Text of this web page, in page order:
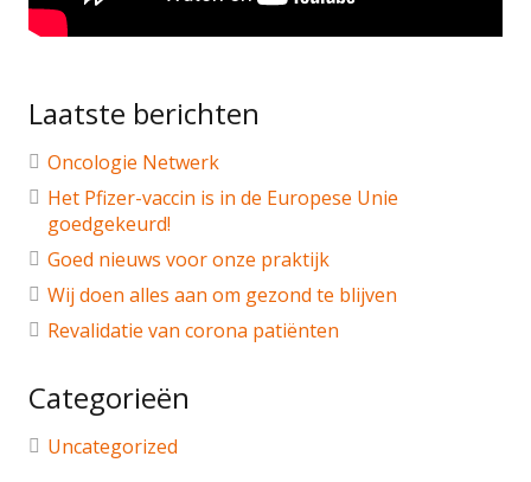
Laatste berichten
Oncologie Netwerk
Het Pfizer-vaccin is in de Europese Unie
goedgekeurd!
Goed nieuws voor onze praktijk
Wij doen alles aan om gezond te blijven
Revalidatie van corona patiënten
Categorieën
Uncategorized